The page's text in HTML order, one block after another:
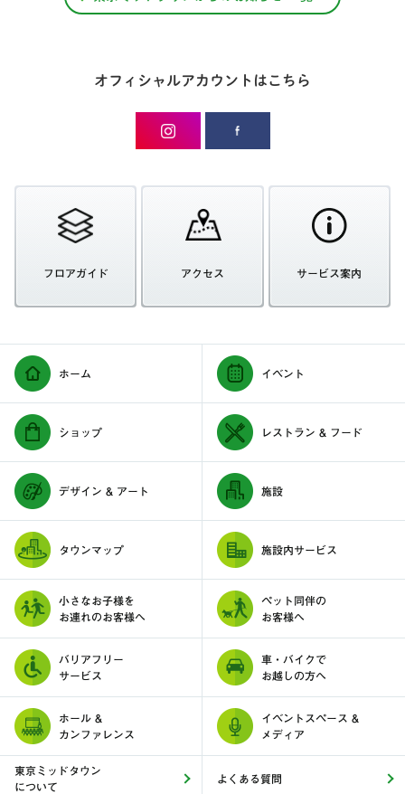
オフィシャルアカウントはこちら
フロアガイド アクセス サービス案内
ホーム イベント
ショップ レストラン & フード
デザイン & アート 施設
タウンマップ 施設内サービス
小さなお子様を
お連れのお客様へ
ペット同伴の
お客様へ
バリアフリー
サービス
車・バイクで
お越しの方へ
ホール &
カンファレンス
イベントスペース &
メディア
東京ミッドタウン
について
よくある質問